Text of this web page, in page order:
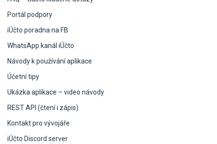
Portál podpory
iÚčto poradna na FB
WhatsApp kanál iÚčto
Návody k používání aplikace
Účetní tipy
Ukázka aplikace – video návody
REST API (čtení i zápis)
Kontakt pro vývojáře
iÚčto Discord server